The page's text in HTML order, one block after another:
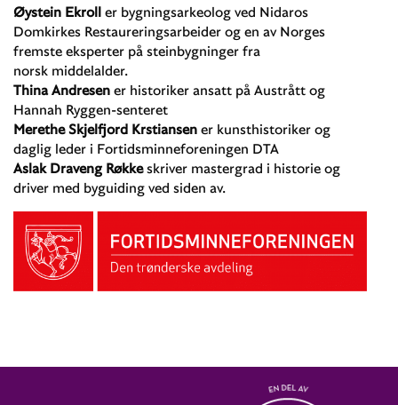
Øystein Ekroll er bygningsarkeolog ved Nidaros
Domkirkes Restaureringsarbeider og en av Norges
fremste eksperter på steinbygninger fra
norsk middelalder.
Thina Andresen er historiker ansatt på Austrått og
Hannah Ryggen-senteret
Merethe Skjelfjord Krstiansen er kunsthistoriker og
daglig leder i Fortidsminneforeningen DTA
Aslak Draveng Røkkeskriver mastergrad i historie og
driver med byguiding ved siden av.